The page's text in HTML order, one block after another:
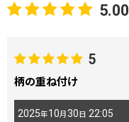
5.00
5
柄の重ね付け
2025年10月 30 日 22:05